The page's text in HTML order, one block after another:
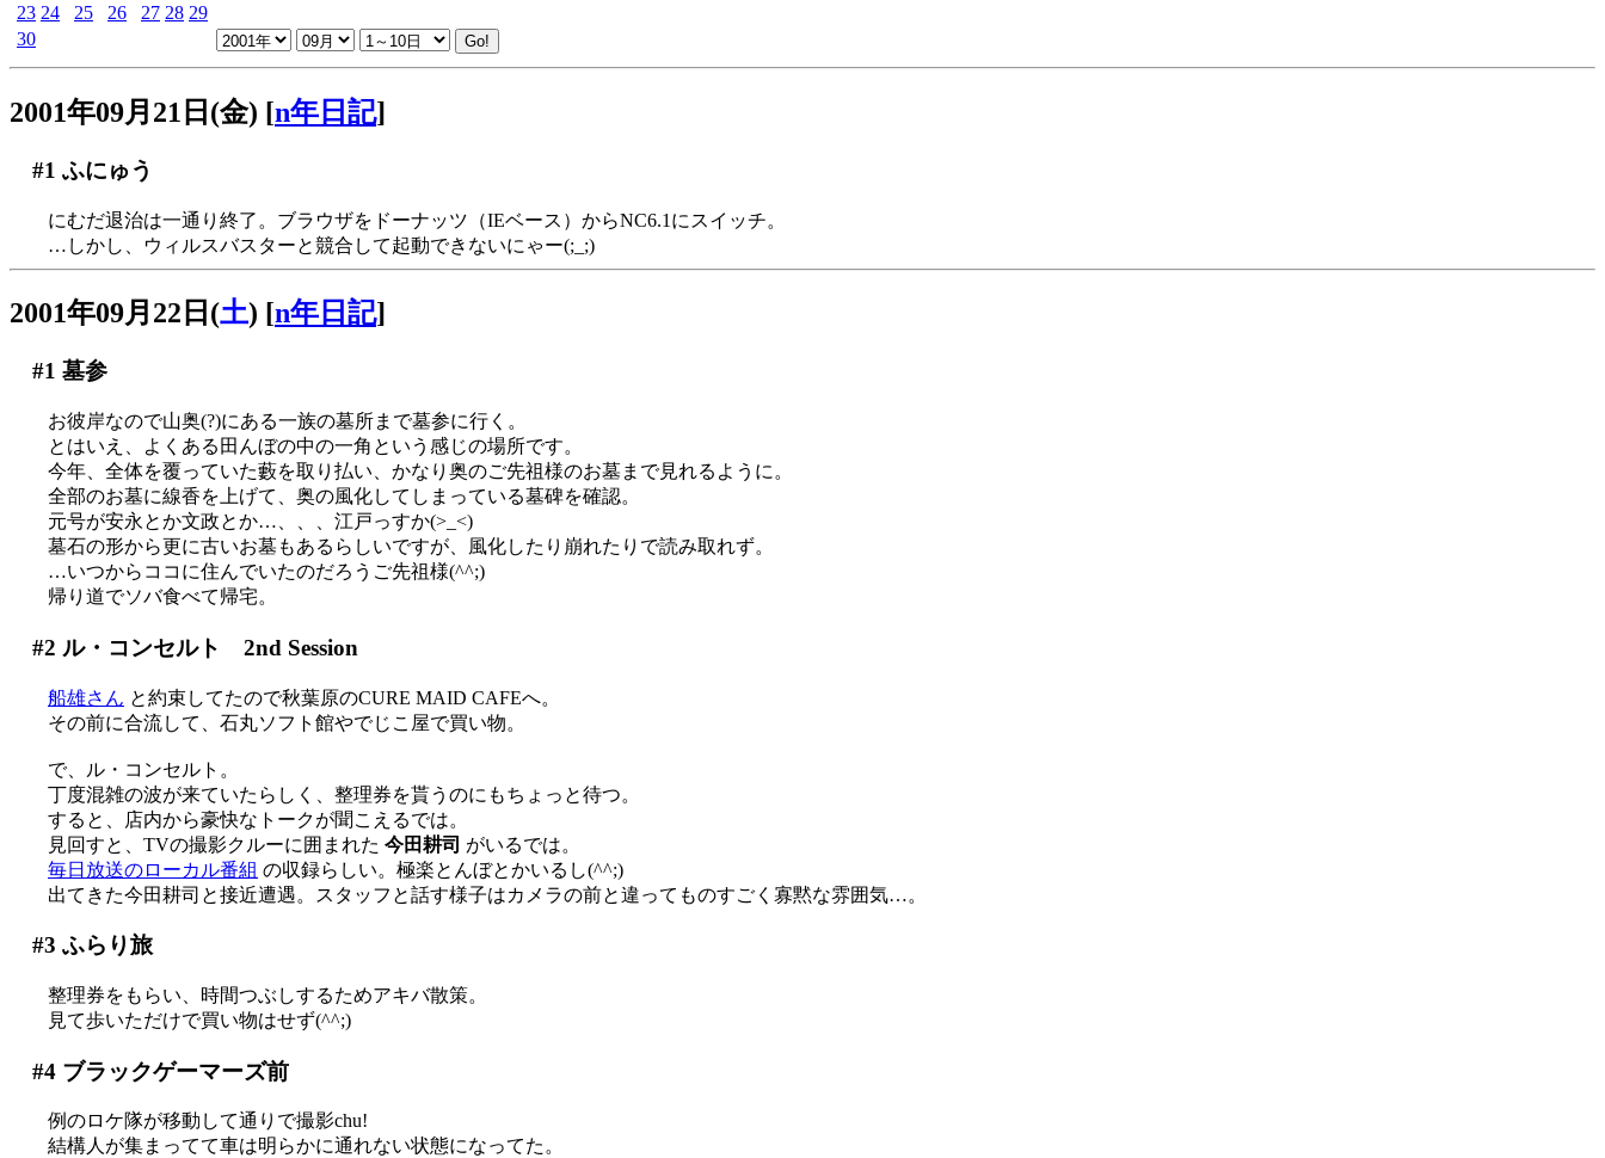
23 24 25 26 27 28 29
30
2001年09月21日(金) [n年日記]
#1 ふにゅう
にむだ退治は一通り終了。ブラウザをドーナッツ（IEベース）からNC6.1にスイッチ。
…しかし、ウィルスバスターと競合して起動できないにゃー(;_;)
2001年09月22日(土) [n年日記]
#1 墓参
お彼岸なので山奥(?)にある一族の墓所まで墓参に行く。
とはいえ、よくある田んぼの中の一角という感じの場所です。
今年、全体を覆っていた藪を取り払い、かなり奥のご先祖様のお墓まで見れるように。
全部のお墓に線香を上げて、奥の風化してしまっている墓碑を確認。
元号が安永とか文政とか…、、、江戸っすか(>_<)
墓石の形から更に古いお墓もあるらしいですが、風化したり崩れたりで読み取れず。
…いつからココに住んでいたのだろうご先祖様(^^;)
帰り道でソバ食べて帰宅。
#2 ル・コンセルト 2nd Session
船雄さん と約束してたので秋葉原のCURE MAID CAFEへ。
その前に合流して、石丸ソフト館やでじこ屋で買い物。
で、ル・コンセルト。
丁度混雑の波が来ていたらしく、整理券を貰うのにもちょっと待つ。
すると、店内から豪快なトークが聞こえるでは。
見回すと、TVの撮影クルーに囲まれた 今田耕司 がいるでは。
毎日放送のローカル番組 の収録らしい。極楽とんぼとかいるし(^^;)
出てきた今田耕司と接近遭遇。スタッフと話す様子はカメラの前と違ってものすごく寡黙な雰囲気…。
#3 ふらり旅
整理券をもらい、時間つぶしするためアキバ散策。
見て歩いただけで買い物はせず(^^;)
#4ブラックゲーマーズ前
例のロケ隊が移動して通りで撮影chu!
結構人が集まってて車は明らかに通れない状態になってた。